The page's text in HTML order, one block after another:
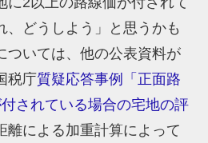
、どうしよう」と思うかも
ついては、他の公表資料が
税庁質疑応答事例「正面路
されている場合の宅地の評
離による加重計算によって